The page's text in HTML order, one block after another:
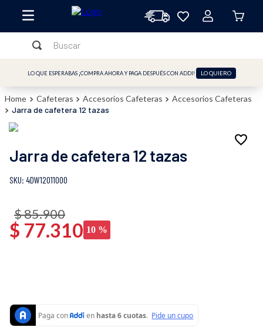
Buscar
LO QUE ESPERABAS ¡COMPRA AHORA Y PAGA DESPUÉS CON ADDI! LO QUIERO
Cafeteras Accesorios Cafeteras
Accesorios Cafeteras
Jarra de cafetera 12 tazas
Jarra de cafetera 12 tazas
: 4DW12011000
$ 77.310
$85.900
10 %
TÉRMINOS MÁS BUSCADOS
2
freidora
.
plancha
.
vaso